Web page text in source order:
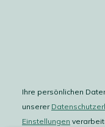
Ihre persönlichen
unserer
Einstellungen